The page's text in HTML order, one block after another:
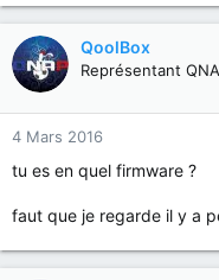
QoolBox
Représentant
4 Mars 2016
tu es en quel firmware ?
faut que je regarde il y a